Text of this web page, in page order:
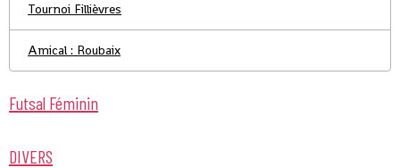
Tournoi Fillièvres
Amical : Roubaix
Futsal Féminin
DIVERS